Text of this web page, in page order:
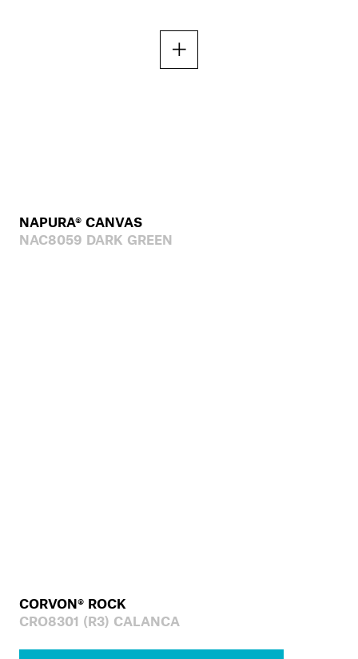
NAPURA® CANVAS
NAC8059 DARK GREEN
CORVON® ROCK
CRO8301 (R3) CALANCA